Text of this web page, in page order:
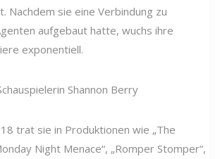
Nachdem sie eine Verbindung zu
aufgebaut hatte, wuchs ihre
exponentiell.
trat sie in Produktionen wie „The
Night Menace“, „Romper Stomper“,